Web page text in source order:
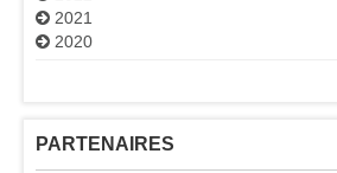
2021
2020
PARTENAIRES